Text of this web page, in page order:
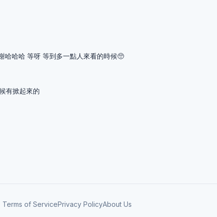
哈哈哈 等呀 等到多一點人來看的時候🥺
有掀起來的
Terms of ServicePrivacy PolicyAbout Us